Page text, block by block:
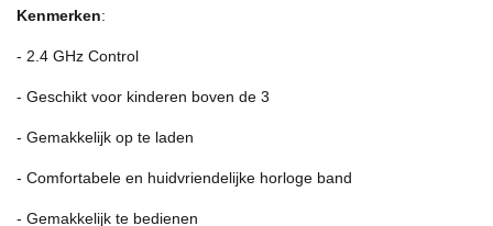
Kenmerken:
- 2.4 GHz Control
- Geschikt voor kinderen boven de 3
- Gemakkelijk op te laden
- Comfortabele en huidvriendelijke horloge band
- Gemakkelijk te bedienen